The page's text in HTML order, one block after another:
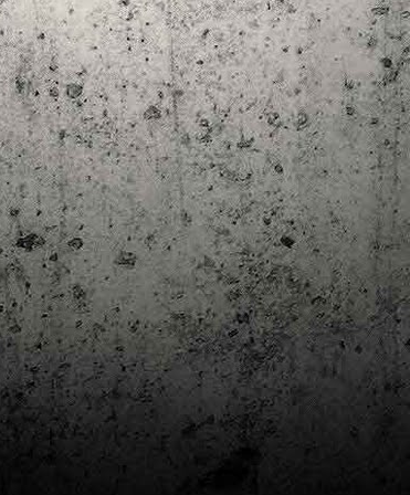
de còmics: estiu de 2024
i amb ell una nova edició del club de lectura per passar
de calor. En aquesta nova edició farem dues lectures: una
inscripcions es formalitzen a la Biblioteca Pública de
es podran llegir en edició digital.
Comicologia al Còmic Barcelona
maig la Fira Barcelona acull la 42a edició de Còmic
Saló del Còmic de tota la vida).
visita anual i diumenge hi tornaré, aquest cop per participar a
en Comicologia: Els llibres de teoria i divulgació del
del podcast, a les 16 h, a la sala còmic 6, molt ben
Els llibres de teoria i divulgació del còmic en els temps